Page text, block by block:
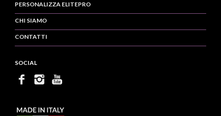
PERSONALIZZA ELITEPRO
CHI SIAMO
CONTATTI
SOCIAL